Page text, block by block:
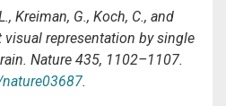
Kreiman, G., Koch, C., and
visual representation by single
Nature 435, 1102–1107.
.